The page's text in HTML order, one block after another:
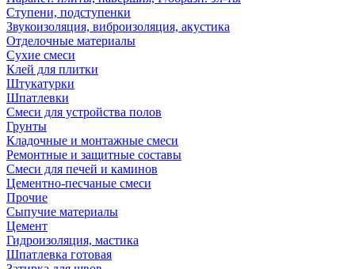
Ступени, подступенки
Звукоизоляция, виброизоляция, акустика
Отделочные материалы
Сухие смеси
Клей для плитки
Штукатурки
Шпатлевки
Смеси для устройства полов
Грунты
Кладочные и монтажные смеси
Ремонтные и защитные составы
Смеси для печей и каминов
Цементно-песчаные смеси
Прочие
Сыпучие материалы
Цемент
Гидроизоляция, мастика
Шпатлевка готовая